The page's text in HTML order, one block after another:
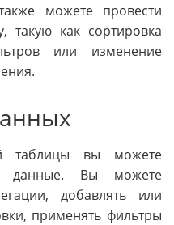
можете провести
такую как сортировка
или изменение
таблицы вы можете
данные. Вы можете
добавлять или
применять фильтры